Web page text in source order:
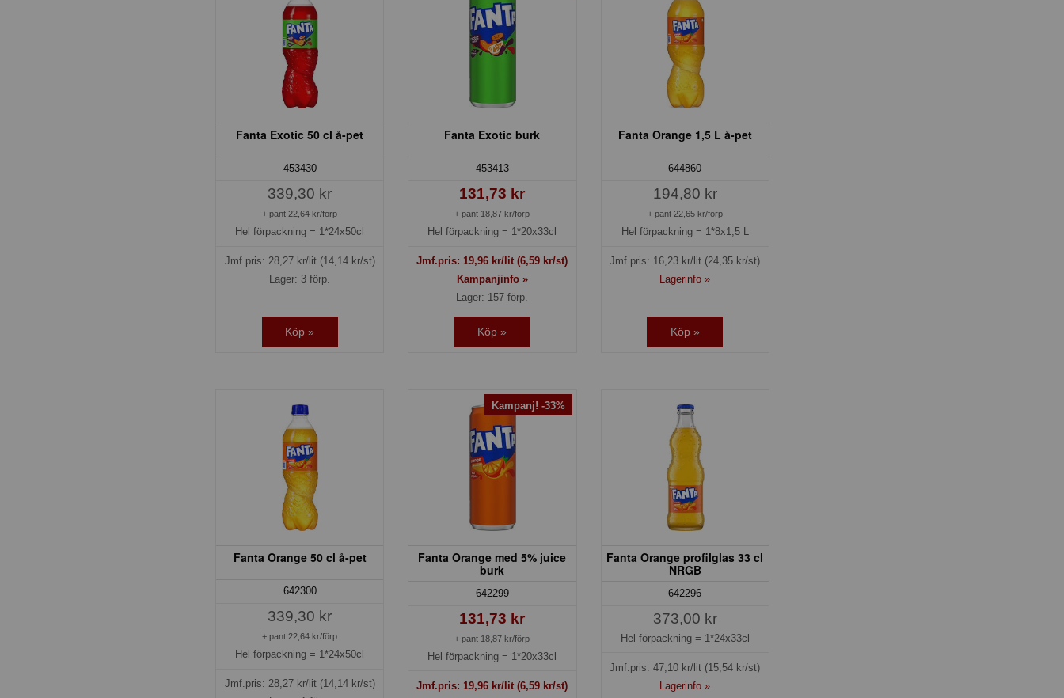
Fanta Exotic 50 cl å-pet
453430
339,30 kr
+ pant 22,64 kr/förp
Hel förpackning = 1*24x50cl
Jmf.pris: 28,27kr/lit (14,14 kr/st)
Lager: 3 förp.
Köp »
Fanta Exotic burk
453413
131,73 kr
+ pant 18,87 kr/förp
Hel förpackning = 1*20x33cl
Jmf.pris:19,96 kr/lit(6,59 kr/st)
Kampanjinfo »
Lager: 157 förp.
Köp »
Fanta Orange 1,5 L å-pet
644860
194,80 kr
+ pant 22,65 kr/förp
Hel förpackning = 1*8x1,5 L
Jmf.pris: 16,23 kr/lit (24,35 kr/st)
Lagerinfo »
Köp »
Fanta Orange 50 cl å-pet
642300
339,30 kr
+ pant 22,64 kr/förp
Hel förpackning = 1*24x50cl
Jmf.pris: 28,27kr/lit (14,14 kr/st)
Kampanj! -33%
Fanta Orange med 5% juice
burk
642299
131,73 kr
+ pant 18,87 kr/förp
Hel förpackning = 1*20x33cl
Jmf.pris: 19,96 kr/lit(6,59 kr/st)
Fanta Orange profilglas 33 cl
NRGB
642296
373,00 kr
Hel förpackning = 1*24x33cl
Jmf.pris:47,10 kr/lit (15,54 kr/st)
Lagerinfo »